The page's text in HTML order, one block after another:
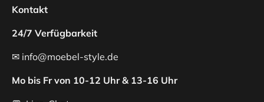
Kontakt
24/7 Verfügbarkeit
✉ info@moebel-style.de
Mo bis Fr von 10-12 Uhr & 13-16 Uhr